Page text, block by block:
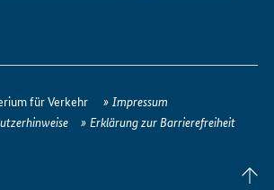
für Verkehr
Impressum
Erklärung zur Barrierefreiheit